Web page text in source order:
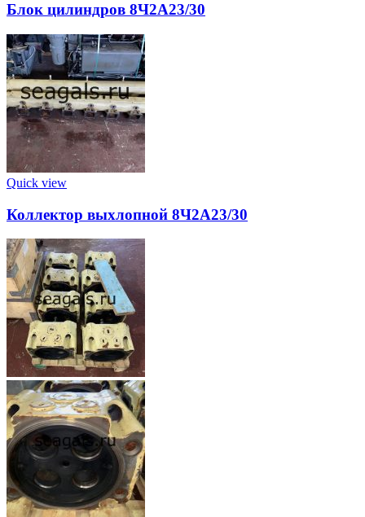
Блок цилиндров 8Ч2А23/30
Quick view
Коллектор выхлопной 8Ч2А23/30